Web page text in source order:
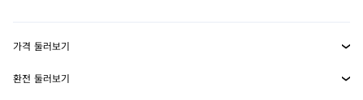
MetaMask Connect
가격 둘러보기
이더리움 가격
환전 둘러보기